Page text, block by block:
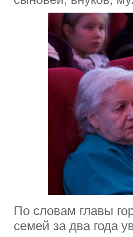
По словам главы
семей за два года